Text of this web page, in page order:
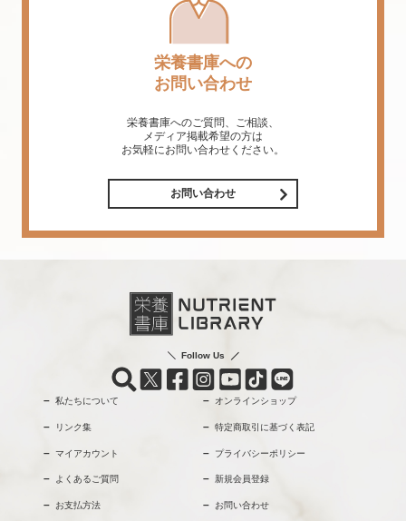
栄養書庫への
お問い合わせ
栄養書庫へのご質問、ご相談、
メディア掲載希望の方は
お気軽にお問い合わせください。
お問い合わせ
Follow Us
私たちについて オンラインショップ
リンク集 特定商取引に基づく表記
マイアカウント プライバシーポリシー
よくあるご質問 新規会員登録
お支払方法 お問い合わせ